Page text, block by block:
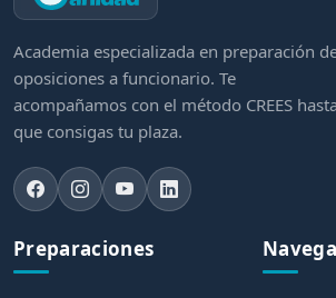
Academia especializada en preparación
oposiciones a funcionario. Te
acompañamos con el método CREES
que consigas tu plaza.
Preparaciones